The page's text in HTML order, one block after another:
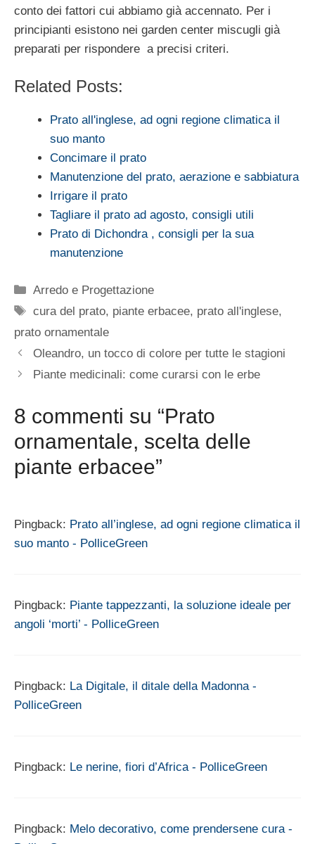
conto dei fattori cui abbiamo già accennato. Per i
principianti esistono nei garden center miscugli già
preparati per rispondere a precisi criteri.
Related Posts:
Prato all'inglese, ad ogni regione climatica il
suo manto
Concimare il prato
Manutenzione del prato, aerazione e sabbiatura
Irrigare il prato
Tagliare il prato ad agosto, consigli utili
Prato di Dichondra , consigli per la sua
manutenzione
Categorie
Arredo e Progettazione
Tag
cura del prato, piante erbacee, prato all'inglese,
prato ornamentale
Oleandro, un tocco di colore per tutte le stagioni
Piante medicinali: come curarsi con le erbe
8 commenti su “Prato
ornamentale, scelta delle
piante erbacee”
Pingback: Prato all’inglese, ad ogni regione climatica il
suo manto - PolliceGreen
Pingback: Piante tappezzanti, la soluzione ideale per
angoli ‘morti’ - PolliceGreen
Pingback: La Digitale, il ditale della Madonna -
PolliceGreen
Pingback: Le nerine, fiori d’Africa - PolliceGreen
Pingback: Melo decorativo, come prendersene cura -